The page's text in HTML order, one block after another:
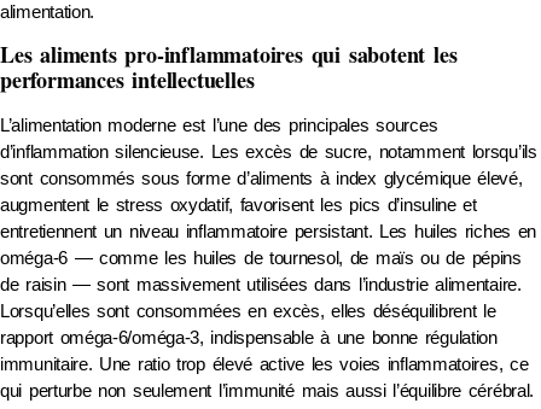
alimentation.
Les aliments pro-inflammatoires qui sabotent les
performances intellectuelles
L’alimentation moderne est l’une des principales sources
d’inflammation silencieuse. Les excès de sucre, notamment lorsqu’ils
sont consommés sous forme d’aliments à index glycémique élevé,
augmentent le stress oxydatif, favorisent les pics d’insuline et
entretiennent un niveau inflammatoire persistant. Les huiles riches en
oméga-6 — comme les huiles de tournesol, de maïs ou de pépins
de raisin — sont massivement utilisées dans l’industrie alimentaire.
Lorsqu’elles sont consommées en excès, elles déséquilibrent le
rapport oméga-6/oméga-3, indispensable à une bonne régulation
immunitaire. Une ratio trop élevé active les voies inflammatoires, ce
qui perturbe non seulement l’immunité mais aussi l’équilibre cérébral.